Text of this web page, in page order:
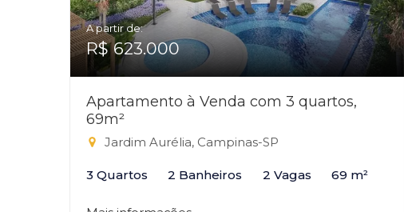
A partir de:
R$ 623.000
Apartamento à Venda com 3 quartos,
69m²
Jardim Aurélia, Campinas-SP
3 Quartos 2 Banheiros 2 Vagas 69 m²